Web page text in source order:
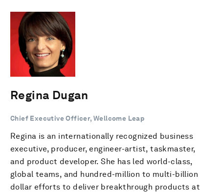
Regina Dugan
Chief Executive Officer, Wellcome Leap
Regina is an internationally recognized business
executive, producer, engineer-artist, taskmaster,
and product developer. She has led world-class,
global teams, and hundred-million to multi-billion
dollar efforts to deliver breakthrough products at